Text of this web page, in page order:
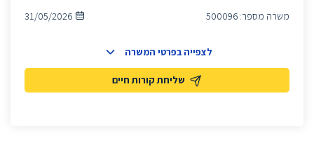
משרה מספר: 500096
31/05/2026
שליחת קורות חיים
לצפייה בפרטי המשרה